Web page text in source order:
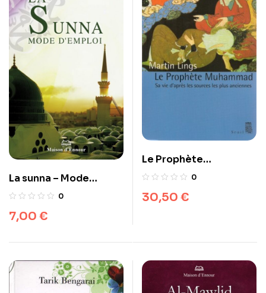
La sunna – Mode
d’emploi
0
7,00 €
Le Prophète
Muhammad, sa vie
plus anciennes
0
30,50 €